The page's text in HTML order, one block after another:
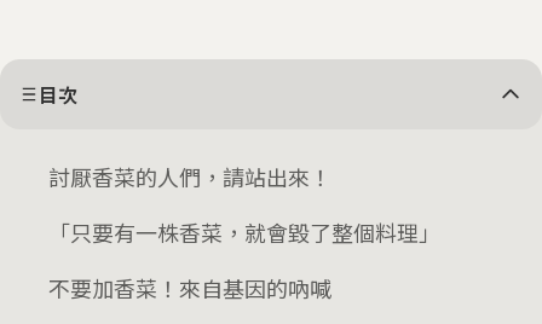
目次
討厭香菜的人們，請站出來！
「只要有一株香菜，就會毀了整個料理」
不要加香菜！來自基因的吶喊